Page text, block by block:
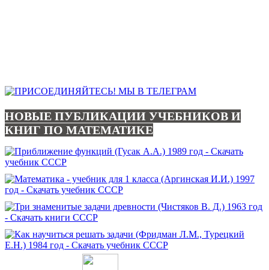
НОВЫЕ ПУБЛИКАЦИИ УЧЕБНИКОВ И
КНИГ ПО МАТЕМАТИКЕ